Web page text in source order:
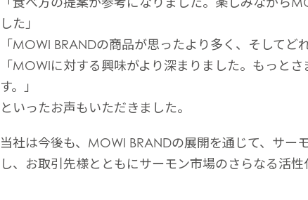
Mowi Canada West
した」
「MOWI BRANDの商品が思ったより多く、そしてど
「MOWIに対する興味がより深まりました。もっと
す。」
といったお声もいただきました。
当社は今後も、MOWI BRANDの展開を通じて、サー
し、お取引先様とともにサーモン市場のさらなる活性